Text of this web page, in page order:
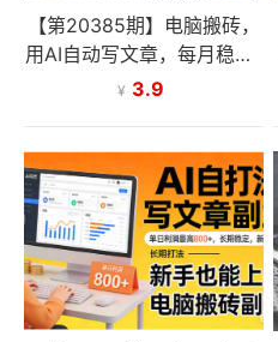
【第20385期】电脑搬砖，
用AI自动写文章，每月稳赚1
-2W，免费提供接单渠道，
¥ 3.9